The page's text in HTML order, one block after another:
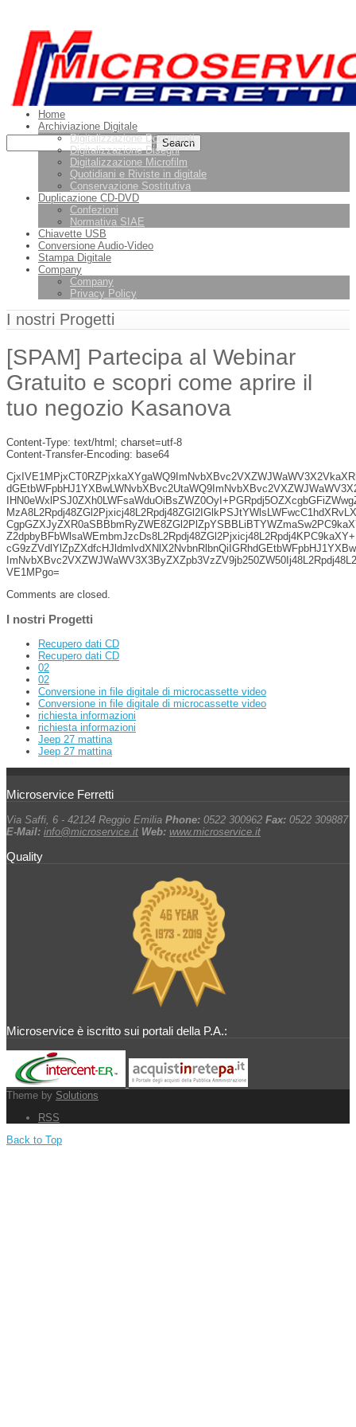
Home
Archiviazione Digitale
Digitalizzazione Documenti
Digitalizzazione Disegni
Digitalizzazione Microfilm
Quotidiani e Riviste in digitale
Conservazione Sostitutiva
Duplicazione CD-DVD
Confezioni
Normativa SIAE
Chiavette USB
Conversione Audio-Video
Stampa Digitale
Company
Company
Privacy Policy
I nostri Progetti
[SPAM] Partecipa al Webinar
Gratuito e scopri come aprire il
tuo negozio Kasanova
Content-Type: text/html; charset=utf-8
Content-Transfer-Encoding: base64
VE1MPgo=
Comments are closed.
I nostri Progetti
Recupero dati CD
Recupero dati CD
02
02
Conversione in file digitale di microcassette video
Conversione in file digitale di microcassette video
richiesta informazioni
richiesta informazioni
Jeep 27 mattina
Jeep 27 mattina
Microservice Ferretti
Via Saffi, 6 - 42124 Reggio Emilia Phone: 0522 300962 Fax: 0522 309887
E-Mail: info@microservice.it Web: www.microservice.it
Quality
Microservice è iscritto sui portali della P.A.:
Theme by Solutions
RSS
Back to Top